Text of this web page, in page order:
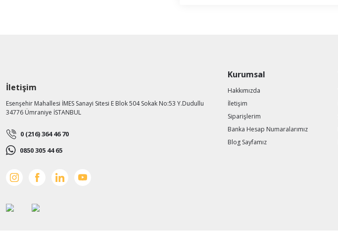
İletişim
Esenşehir Mahallesi İMES Sanayi Sitesi E Blok 504 Sokak No:53 Y.Dudullu
34776 Ümraniye İSTANBUL
0 (216) 364 46 70
0850 305 44 65
Kurumsal
Hakkımızda
İletişim
Siparişlerim
Banka Hesap Numaralarımız
Blog Sayfamız